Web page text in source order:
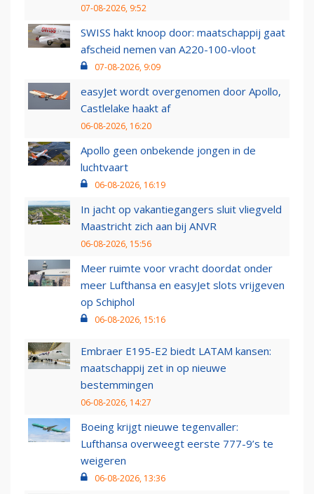
07-08-2026, 9:52
SWISS hakt knoop door: maatschappij gaat
afscheid nemen van A220-100-vloot
07-08-2026, 9:09
easyJet wordt overgenomen door Apollo,
Castlelake haakt af
06-08-2026, 16:20
Apollo geen onbekende jongen in de
luchtvaart
06-08-2026, 16:19
In jacht op vakantiegangers sluit vliegveld
Maastricht zich aan bij ANVR
06-08-2026, 15:56
Meer ruimte voor vracht doordat onder
meer Lufthansa en easyJet slots vrijgeven
op Schiphol
06-08-2026, 15:16
Embraer E195-E2 biedt LATAM kansen:
maatschappij zet in op nieuwe
bestemmingen
06-08-2026, 14:27
Boeing krijgt nieuwe tegenvaller:
Lufthansa overweegt eerste 777-9’s te
weigeren
06-08-2026, 13:36